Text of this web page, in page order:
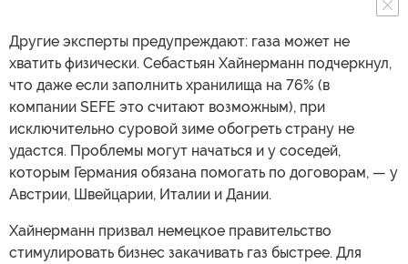
Другие эксперты предупреждают: газа может не
хватить физически. Себастьян Хайнерманн подчеркнул,
что даже если заполнить хранилища на 76% (в
компании SEFE это считают возможным), при
исключительно суровой зиме обогреть страну не
удастся. Проблемы могут начаться и у соседей,
которым Германия обязана помогать по договорам, — у
Австрии, Швейцарии, Италии и Дании.
Хайнерманн призвал немецкое правительство
стимулировать бизнес закачивать газ быстрее. Для